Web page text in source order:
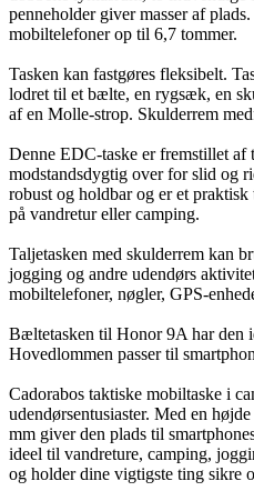
penneholder giver masser af
mobiltelefoner op til 6,7 tommer.
Tasken kan fastgøres fleksibelt.
lodret til et bælte, en rygsæk, en
af en Molle-strop. Skulderrem
Denne EDC-taske er fremstillet
modstandsdygtig over for slid og
robust og holdbar og er et
på vandretur eller camping.
Taljetasken med skulderrem kan
jogging og andre udendørs
mobiltelefoner, nøgler, GPS-
Bæltetasken til Honor 9A har den
Hovedlommen passer til
Cadorabos taktiske mobiltaske i
udendørsentusiaster. Med en
mm giver den plads til
ideel til vandreture, camping,
og holder dine vigtigste ting sikre